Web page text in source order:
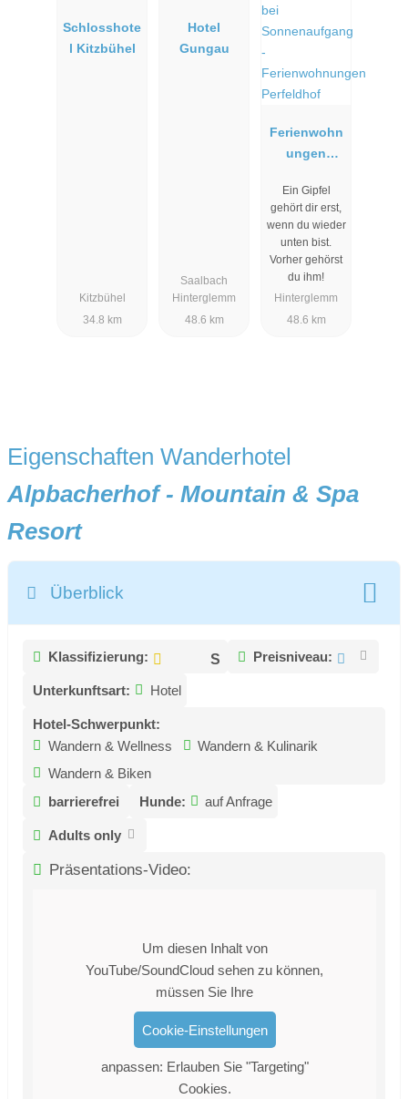
Schlosshote
l Kitzbühel
Kitzbühel
34.8 km
Hotel
Gungau
Saalbach
Hinterglemm
48.6 km
Ferienwohn
ungen
Ein Gipfel
gehört dir erst,
wenn du wieder
unten bist.
Vorher gehörst
du ihm!
Hinterglemm
48.6 km
Eigenschaften Wanderhotel
Alpbacherhof - Mountain & Spa
Resort
Überblick
Klassifizierung: Preisniveau:
Unterkunftsart: Hotel
Hotel-Schwerpunkt:
Wandern & Wellness
Wandern & Kulinarik
Wandern & Biken
barrierefrei
Hunde: auf Anfrage
Adults only
Präsentations-Video:
Um diesen Inhalt von
YouTube/SoundCloud sehen zu können,
müssen Sie Ihre
Cookie-Einstellungen
anpassen: Erlauben Sie "Targeting"
Cookies.